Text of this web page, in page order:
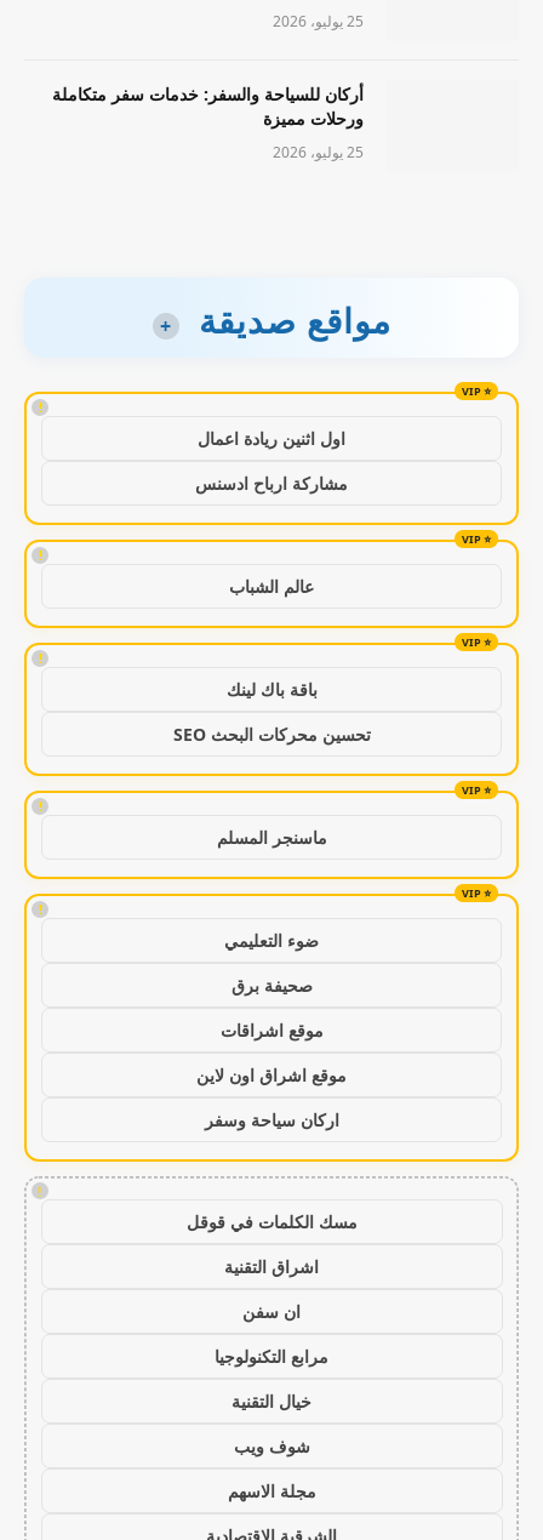
25 يوليو، 2026
أركان للسياحة والسفر: خدمات سفر متكاملة
ورحلات مميزة
25 يوليو، 2026
مواقع صديقة +
!
اول اثنين ريادة اعمال
مشاركة ارباح ادسنس
!
عالم الشباب
!
باقة باك لينك
تحسين محركات البحث SEO
!
ماسنجر المسلم
!
ضوء التعليمي
صحيفة برق
موقع اشراقات
موقع اشراق اون لاين
اركان سياحة وسفر
!
مسك الكلمات في قوقل
اشراق التقنية
ان سفن
مرابع التكنولوجيا
خيال التقنية
شوف ويب
مجلة الاسهم